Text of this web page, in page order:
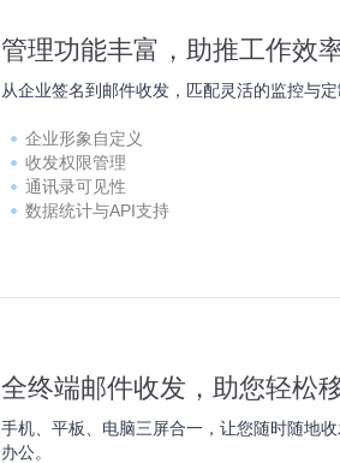
管理功能丰富，助推工作效
从企业签名到邮件收发，匹配灵活的监控与
企业形象自定义
收发权限管理
通讯录可见性
数据统计与API支持
全终端邮件收发，助您轻松
手机、平板、电脑三屏合一，让您随时随地
办公。